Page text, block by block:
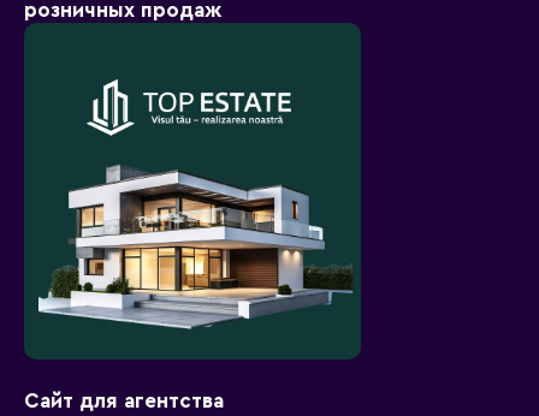
розничных продаж
Сайт для агентства